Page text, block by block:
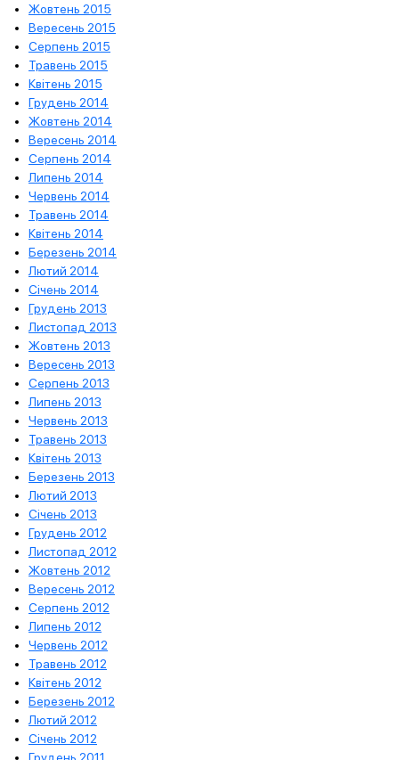
Жовтень 2015
Вересень 2015
Серпень 2015
Травень 2015
Квітень 2015
Грудень 2014
Жовтень 2014
Вересень 2014
Серпень 2014
Липень 2014
Червень 2014
Травень 2014
Квітень 2014
Березень 2014
Лютий 2014
Січень 2014
Грудень 2013
Листопад 2013
Жовтень 2013
Вересень 2013
Серпень 2013
Липень 2013
Червень 2013
Травень 2013
Квітень 2013
Березень 2013
Лютий 2013
Січень 2013
Грудень 2012
Листопад 2012
Жовтень 2012
Вересень 2012
Серпень 2012
Липень 2012
Червень 2012
Травень 2012
Квітень 2012
Березень 2012
Лютий 2012
Січень 2012
Грудень 2011